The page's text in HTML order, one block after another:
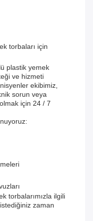
torbaları için
plastik yemek
ve hizmeti
ekibimiz,
sorun veya
için 24 / 7
torbalarımızla ilgili
zaman